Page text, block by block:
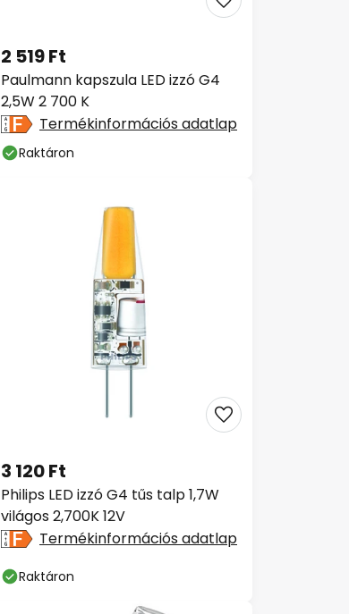
Paulmann kapszula LED izzó G4
2,5W 2 700 K
2 519 Ft
Termékinformációs adatlap
Raktáron
Philips LED izzó G4 tűs talp 1,7W
világos 2,700K 12V
3 120 Ft
Termékinformációs adatlap
Raktáron